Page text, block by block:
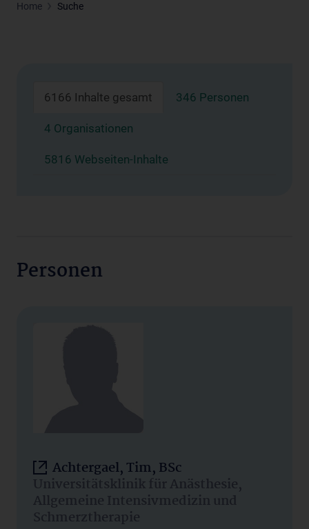
Home Suche
6166 Inhalte gesamt 346 Personen
4 Organisationen
5816 Webseiten-Inhalte
Personen
Achtergael, Tim, BSc
Universitätsklinik für Anästhesie,
Allgemeine Intensivmedizin und
Schmerztherapie